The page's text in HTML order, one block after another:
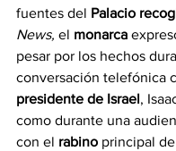
fuentes del Palacio
News, el monarca
pesar por los hechos
conversación telefónica
presidente de Israel,
como durante una
con el rabino principal de